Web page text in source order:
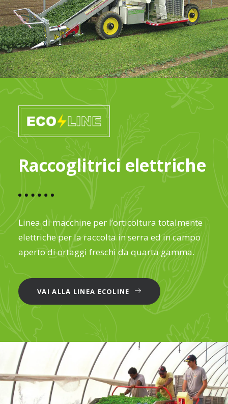
Raccoglitrici elettriche
Linea di macchine per l’orticoltura totalmente
elettriche per la raccolta in serra ed in campo
aperto di ortaggi freschi da quarta gamma.
VAI ALLA LINEA ECOLINE